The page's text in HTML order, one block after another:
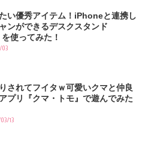
い優秀アイテム！iPhoneと連携し
ンができるデスクスタンド
使ってみた！
03
されてフイタｗ可愛いクマと仲良
プリ『クマ・トモ』で遊んでみた
13